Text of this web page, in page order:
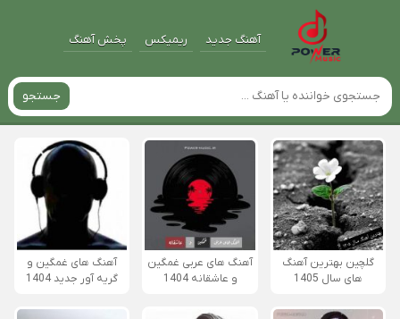
آهنگ جدید ریمیکس پخش آهنگ
جستجو
گلچین بهترین آهنگ
های سال 1405
آهنگ های عربی غمگین
و عاشقانه 1404
آهنگ های غمگین و
گریه آور جدید 1404